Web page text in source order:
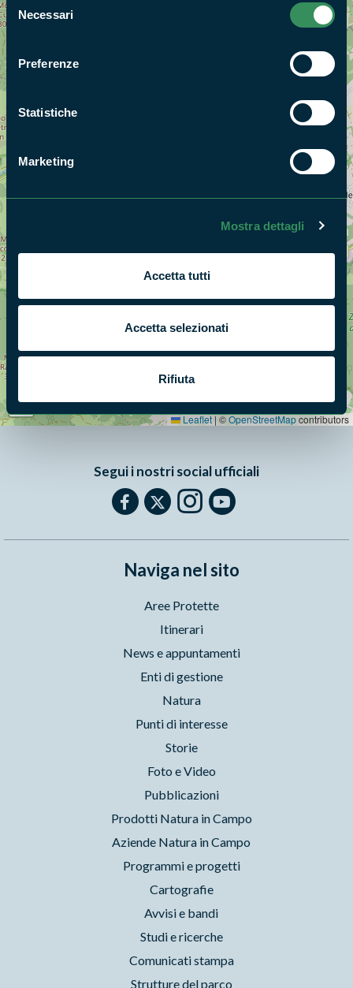
delNecessari
Preferenze
Statistiche
Marketing
Mostra dettagli
Accetta tutti
Accetta selezionati
Rifiuta
−
Leaflet|©OpenStreetMapcontributors
Segui i nostri social ufficiali
Naviga nel sito
Aree Protette
Itinerari
News e appuntamenti
Enti di gestione
Natura
Punti di interesse
Storie
Foto e Video
Pubblicazioni
Prodotti Natura in Campo
Aziende Natura in Campo
Programmi e progetti
Cartografie
Avvisi e bandi
Studi e ricerche
Comunicati stampa
Strutture del parco